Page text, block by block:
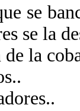
se
se la
de la